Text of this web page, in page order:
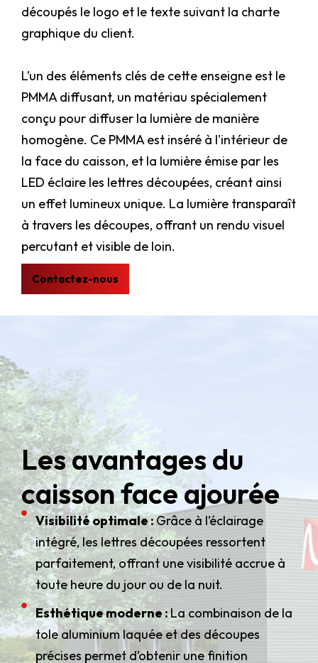
découpés le logo et le texte suivant la charte
graphique du client.
L’un des éléments clés de cette enseigne est le
PMMA diffusant, un matériau spécialement
conçu pour diffuser la lumière de manière
homogène. Ce PMMA est inséré à l'intérieur de
la face du caisson, et la lumière émise par les
LED éclaire les lettres découpées, créant ainsi
un effet lumineux unique. La lumière transparaît
à travers les découpes, offrant un rendu visuel
percutant et visible de loin.
Contactez-nous
Les avantages du
caisson face ajourée
Visibilité optimale :Grâce à l’éclairage
intégré, les lettres découpées ressortent
parfaitement, offrant une visibilité accrue à
toute heure du jour ou de la nuit.
Esthétique moderne :La combinaison de la
tole aluminium laquée et des découpes
précises permet d’obtenir une finition